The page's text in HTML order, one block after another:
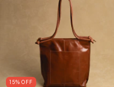
15% OFF